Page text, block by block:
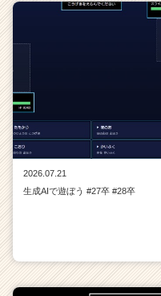
2026.07.21
生成AIで遊ぼう #27卒 #28卒